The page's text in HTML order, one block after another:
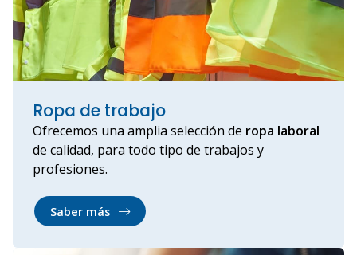
Ropa de trabajo
Ofrecemos una amplia selección de ropa laboral
de calidad, para todo tipo de trabajos y
profesiones.
Saber más